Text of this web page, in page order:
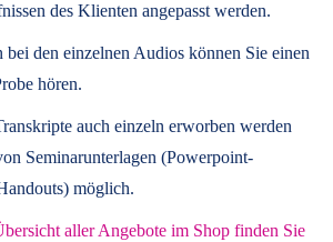
des Klienten angepasst werden.
den einzelnen Audios können Sie einen
hören.
auch einzeln erworben werden
Seminarunterlagen (Powerpoint-
möglich.
aller Angebote im Shop finden Sie